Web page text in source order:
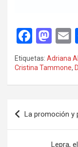
F
a
ce
b
o
k
M
a
st
o
o
n
m
Etiquetas: Adriana
Cristina Tammone,
Navegación
de
entradas
La promoción y
Lepra,